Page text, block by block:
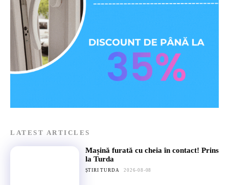
LATEST ARTICLES
Mașină furată cu cheia în contact! Prins
la Turda
ȘTIRI TURDA 2026-08-08